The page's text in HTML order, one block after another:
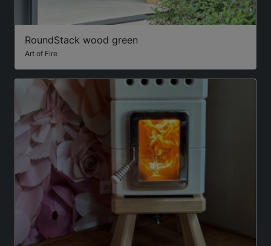
RoundStack wood green
Art of Fire